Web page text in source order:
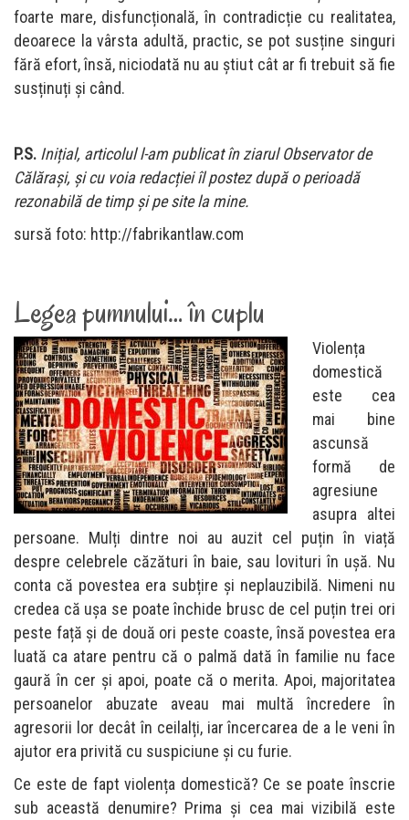
foarte mare, disfuncțională, în contradicție cu realitatea,
deoarece la vârsta adultă, practic, se pot susține singuri
fără efort, însă, niciodată nu au știut cât ar fi trebuit să fie
susținuți și când.
P.S. Inițial, articolul l-am publicat în ziarul Observator de
Călărași, și cu voia redacției îl postez după o perioadă
rezonabilă de timp și pe site la mine.
sursă foto: http://fabrikantlaw.com
Legea pumnului… în cuplu
Violența
domestică
este cea
mai bine
ascunsă
formă de
agresiune
asupra altei
persoane. Mulți dintre noi au auzit cel puțin în viață
despre celebrele căzături în baie, sau lovituri în ușă. Nu
conta că povestea era subțire și neplauzibilă. Nimeni nu
credea că ușa se poate închide brusc de cel puțin trei ori
peste față și de două ori peste coaste, însă povestea era
luată ca atare pentru că o palmă dată în familie nu face
gaură în cer și apoi, poate că o merita. Apoi, majoritatea
persoanelor abuzate aveau mai multă încredere în
agresorii lor decât în ceilalți, iar încercarea de a le veni în
ajutor era privită cu suspiciune și cu furie.
Ce este de fapt violența domestică? Ce se poate înscrie
sub această denumire? Prima și cea mai vizibilă este